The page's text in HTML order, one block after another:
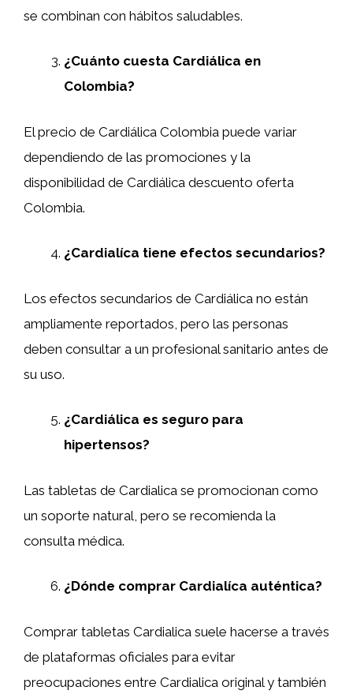
se combinan con hábitos saludables.
¿Cuánto cuesta Cardiálica en
Colombia?
El precio de Cardiálica Colombia puede variar
dependiendo de las promociones y la
disponibilidad de Cardiálica descuento oferta
Colombia.
¿Cardialíca tiene efectos secundarios?
Los efectos secundarios de Cardiálica no están
ampliamente reportados, pero las personas
deben consultar a un profesional sanitario antes de
su uso.
¿Cardiálica es seguro para
hipertensos?
Las tabletas de Cardialica se promocionan como
un soporte natural, pero se recomienda la
consulta médica.
¿Dónde comprar Cardialíca auténtica?
Comprar tabletas Cardialica suele hacerse a través
de plataformas oficiales para evitar
preocupaciones entre Cardialica original y también